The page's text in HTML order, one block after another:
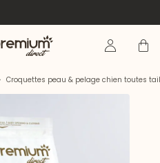
Se Panier
Croquettes peau & pelage chien toutes